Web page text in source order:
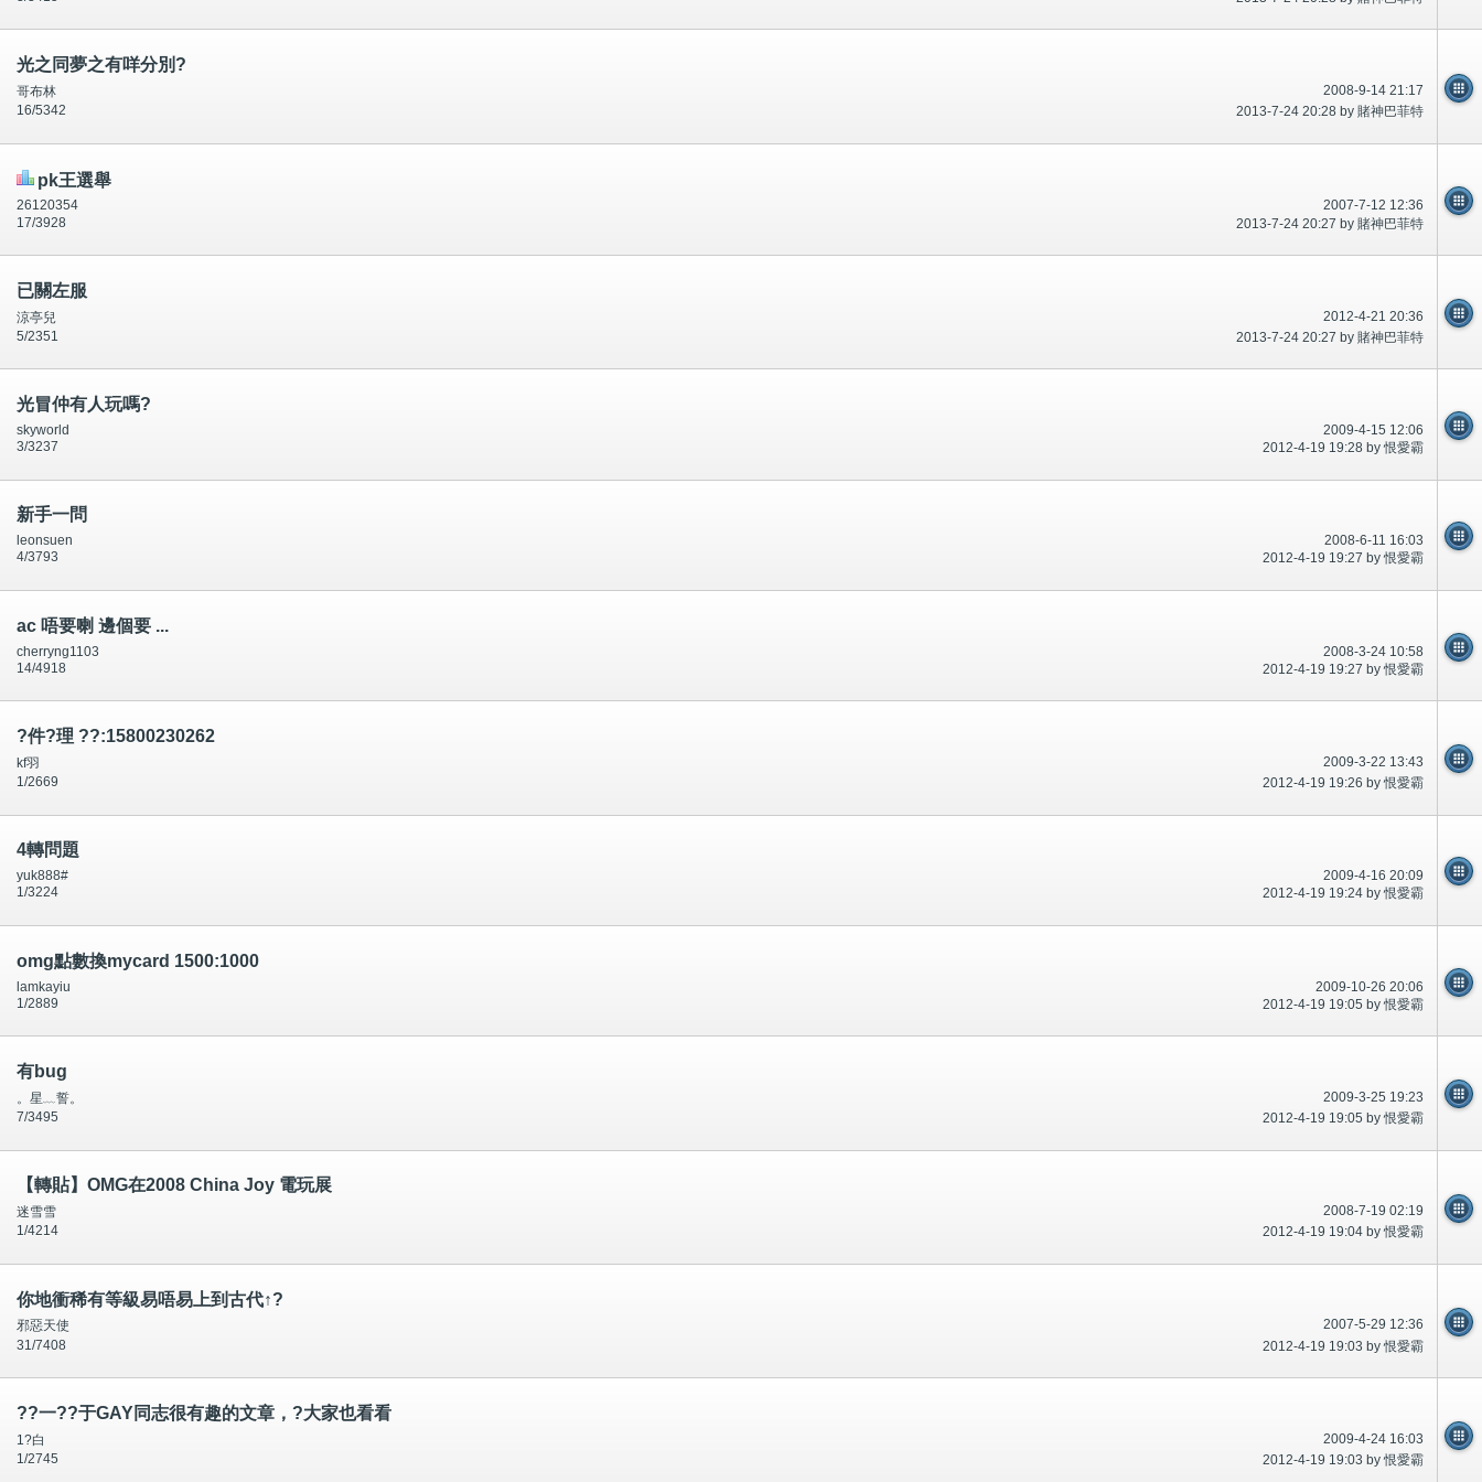
光之同夢之有咩分別?
2008-9-14 21:17
哥布林
2013-7-24 20:28 by 賭神巴菲特
16/5342
pk王選舉
2007-7-12 12:36
26120354
2013-7-24 20:27 by 賭神巴菲特
17/3928
已關左服
2012-4-21 20:36
涼亭兒
2013-7-24 20:27 by 賭神巴菲特
5/2351
光冒仲有人玩嗎?
2009-4-15 12:06
skyworld
2012-4-19 19:28 by 恨愛霸
3/3237
新手一問
2008-6-11 16:03
leonsuen
2012-4-19 19:27 by 恨愛霸
4/3793
ac 唔要喇 邊個要 ...
2008-3-24 10:58
cherryng1103
2012-4-19 19:27 by 恨愛霸
14/4918
?件?理 ??:15800230262
2009-3-22 13:43
kf羽
2012-4-19 19:26 by 恨愛霸
1/2669
4轉問題
2009-4-16 20:09
yuk888#
2012-4-19 19:24 by 恨愛霸
1/3224
omg點數換mycard 1500:1000
2009-10-26 20:06
lamkayiu
2012-4-19 19:05 by 恨愛霸
1/2889
有bug
2009-3-25 19:23
。星﹏誓。
2012-4-19 19:05 by 恨愛霸
7/3495
【轉貼】OMG在2008 China Joy 電玩展
2008-7-19 02:19
迷雪雪
2012-4-19 19:04 by 恨愛霸
1/4214
你地衝稀有等級易唔易上到古代↑?
2007-5-29 12:36
邪惡天使
2012-4-19 19:03 by 恨愛霸
31/7408
??一??于GAY同志很有趣的文章，?大家也看看
2009-4-24 16:03
1?白
2012-4-19 19:03 by 恨愛霸
1/2745